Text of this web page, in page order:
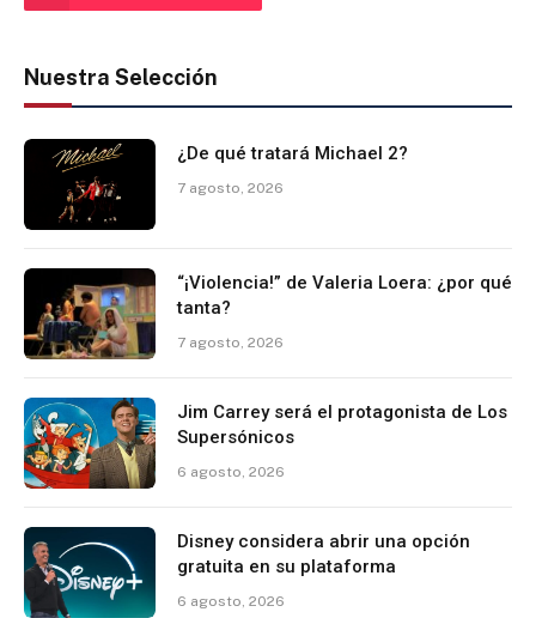
Nuestra Selección
¿De qué tratará Michael 2?
7 agosto, 2026
“¡Violencia!” de Valeria Loera: ¿por qué
tanta?
7 agosto, 2026
Jim Carrey será el protagonista de Los
Supersónicos
6 agosto, 2026
Disney considera abrir una opción
gratuita en su plataforma
6 agosto, 2026